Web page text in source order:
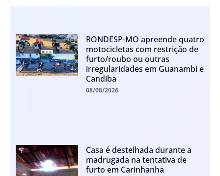
RONDESP-MO apreende quatro
motocicletas com restrição de
furto/roubo ou outras
irregularidades em Guanambi e
Candiba
08/08/2026
Casa é destelhada durante a
madrugada na tentativa de
furto em Carinhanha